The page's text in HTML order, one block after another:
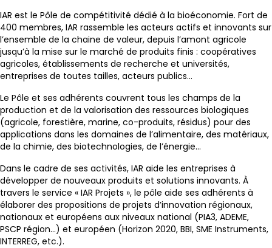
IAR est le Pôle de compétitivité dédié à la bioéconomie. Fort de
400 membres, IAR rassemble les acteurs actifs et innovants sur
l’ensemble de la chaine de valeur, depuis l’amont agricole
jusqu’à la mise sur le marché de produits finis : coopératives
agricoles, établissements de recherche et universités,
entreprises de toutes tailles, acteurs publics…
Le Pôle et ses adhérents couvrent tous les champs de la
production et de la valorisation des ressources biologiques
(agricole, forestière, marine, co-produits, résidus) pour des
applications dans les domaines de l’alimentaire, des matériaux,
de la chimie, des biotechnologies, de l’énergie…
Dans le cadre de ses activités, IAR aide les entreprises à
développer de nouveaux produits et solutions innovants. À
travers le service « IAR Projets », le pôle aide ses adhérents à
élaborer des propositions de projets d’innovation régionaux,
nationaux et européens aux niveaux national (PIA3, ADEME,
PSCP région…) et européen (Horizon 2020, BBI, SME Instruments,
INTERREG, etc.).